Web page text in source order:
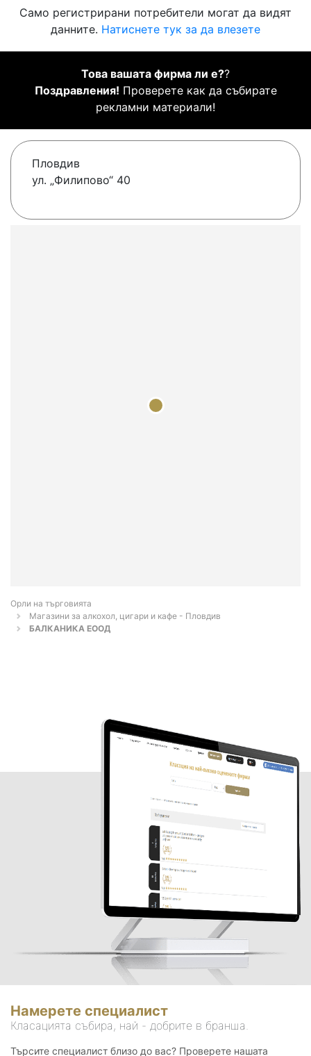
Само регистрирани потребители могат да видят
данните. Натиснете тук за да влезете
Това вашата фирма ли е??
Поздравления! Проверете как да събирате
рекламни материали!
Пловдив
ул. „Филипово“ 40
Орли на търговията
Магазини за алкохол, цигари и кафе - Пловдив
БАЛКАНИКА ЕООД
Намерете специалист
Класацията събира, най - добрите в бранша.
Търсите специалист близо до вас? Проверете нашата